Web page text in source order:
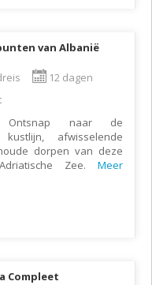
van Albanië
12 dagen
Ontsnap naar de
kustlijn, afwisselende
dorpen van deze
Zee. Meer
Compleet